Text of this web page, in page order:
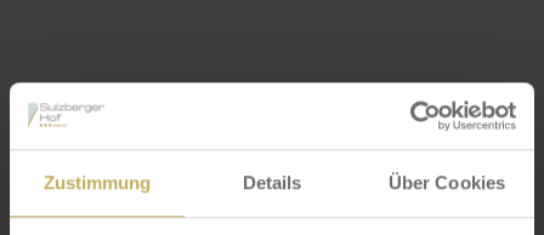
Zustimmung Details Über Cookies